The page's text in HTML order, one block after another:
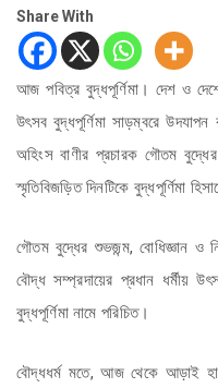
Share With
আজ পবিত্র বুদ্ধপূর্ণিমা। দেশ ও
উৎসব বুদ্ধপূর্ণিমা সাড়ম্বরে
অহিংস বাণীর প্রচারক গৌতম বুদ্ধের
স্মৃতিবিজড়িত দিনটিকে বুদ্ধপূর্ণিমা
গৌতম বুদ্ধের শুভজন্ম, বোধিজ্ঞান ও
বৌদ্ধ সম্প্রদায়ের প্রধান ধর্মীয়
বুদ্ধপূর্ণিমা নামে পরিচিত।
বৌদ্ধধর্ম মতে, আজ থেকে আড়াই